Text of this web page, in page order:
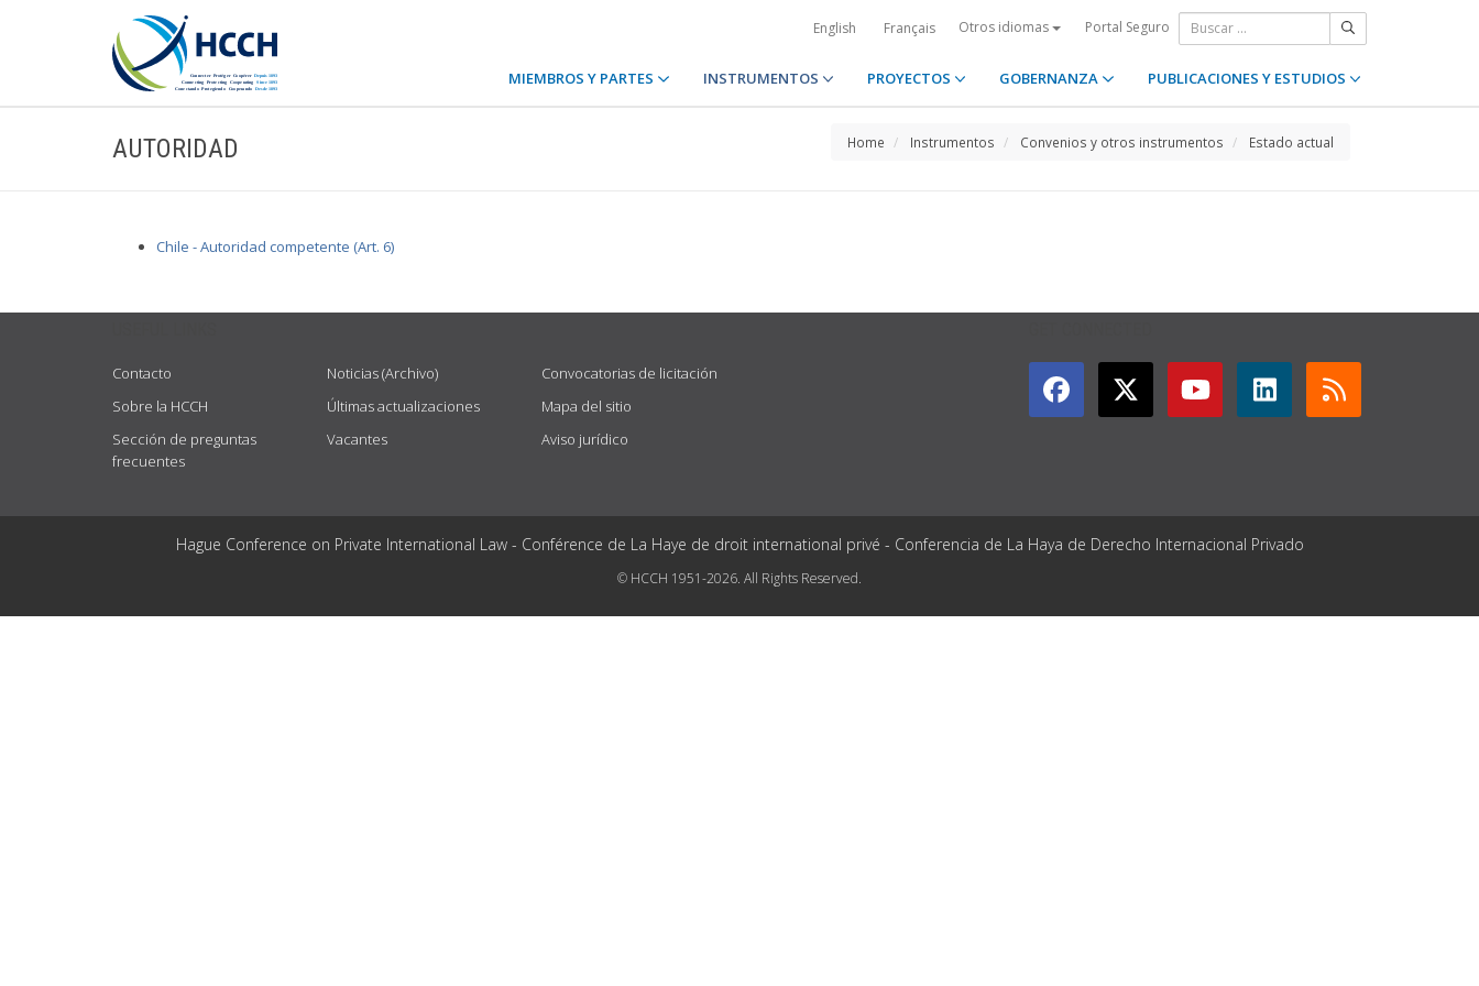
English Français Otros idiomas Portal Seguro
MIEMBROS Y PARTES INSTRUMENTOS PROYECTOS GOBERNANZA PUBLICACIONES Y ESTUDIOS
AUTORIDAD Home Instrumentos Convenios y otros instrumentos Estado actual
Chile - Autoridad competente (Art. 6)
Contacto
Sobre la HCCH
Sección de preguntas
frecuentes
Noticias (Archivo)
Últimas actualizaciones
Vacantes
Convocatorias de licitación
Mapa del sitio
Aviso jurídico
Hague Conference on Private International Law - Conférence de La Haye de droit international privé - Conferencia de La Haya de Derecho Internacional Privado
© HCCH 1951-2026. All Rights Reserved.